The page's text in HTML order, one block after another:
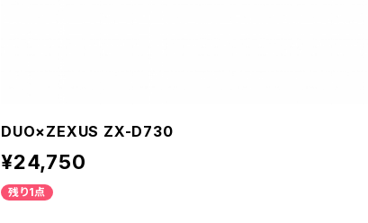
DUO×ZEXUS ZX-D730
¥24,750
残り1点